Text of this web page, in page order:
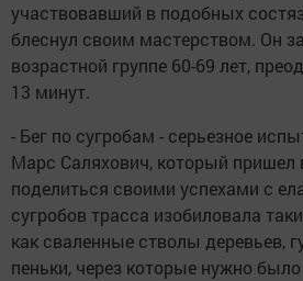
участвовавший в подобных
блеснул своим мастерством. Он
возрастной группе 60-69 лет,
13 минут.
- Бег по сугробам - серьезное
Марс Саляхович, который
поделиться своими успехами с
сугробов трасса изобиловала
как сваленные стволы деревьев,
пеньки, через которые нужно